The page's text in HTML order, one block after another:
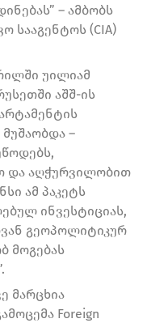
– ამბობს
სააგენტოს (CIA)
უილიამ
აშშ-ის
მუშაობდა –
და აღჭურვილობით
ამ პაკეტს
ინვესტიციას,
გეოპოლიტიკურ
მოგებას
მარცხია
Foreign